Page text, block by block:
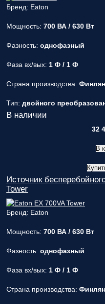
Бренд: Eaton
Мощность: 700 ВА / 630 Вт
Фазность: однофазный
Фаза вх/вых: 1 Ф / 1 Ф
Страна производства:
Тип: двойного
В наличии
32
В
Источник
Tower
Бренд: Eaton
Мощность: 700 ВА / 630 Вт
Фазность: однофазный
Фаза вх/вых: 1 Ф / 1 Ф
Страна производства: